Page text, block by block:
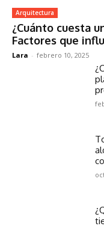
Arquitectura
¿Cuánto cuesta
Factores que
Lara - febrero 10, 2025